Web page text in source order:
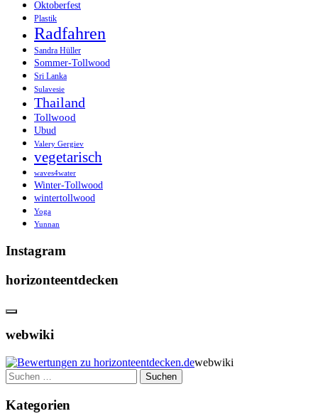
Oktoberfest
Plastik
Radfahren
Sandra Hüller
Sommer-Tollwood
Sri Lanka
Sulavesie
Thailand
Tollwood
Ubud
Valery Gergiev
vegetarisch
waves4water
Winter-Tollwood
wintertollwood
Yoga
Yunnan
Instagram
horizonteentdecken
webwiki
webwiki
Suchen
nach:
Kategorien